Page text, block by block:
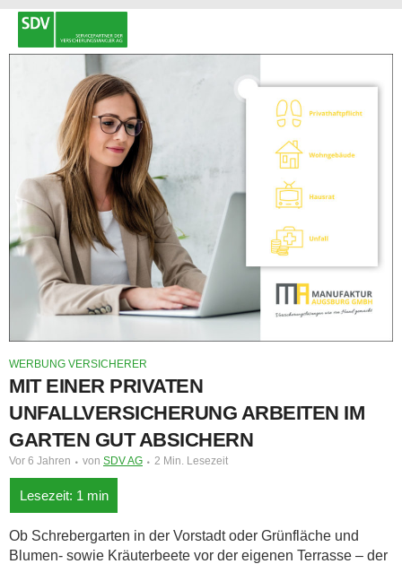
WERBUNG VERSICHERER
MIT EINER PRIVATEN
UNFALLVERSICHERUNG ARBEITEN IM
GARTEN GUT ABSICHERN
Vor 6 Jahren von SDV AG 2 Min. Lesezeit
Ob Schrebergarten in der Vorstadt oder Grünfläche und
Blumen- sowie Kräuterbeete vor der eigenen Terrasse – der